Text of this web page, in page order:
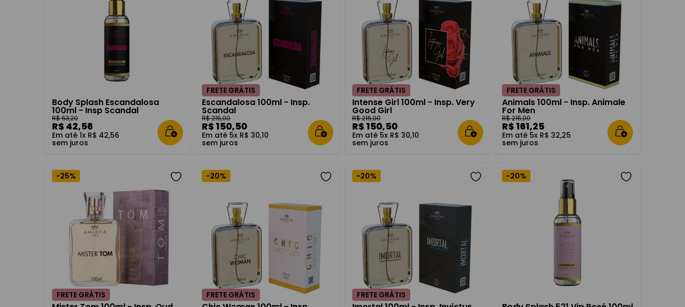
Body Splash Escandalosa
100ml - Insp Scandal
R$53,20
R$ 42,56
Em até 1x R$ 42,56
sem juros
FRETE GRÁTIS
Escandalosa 100ml - Insp.
Scandal
R$215,00
R$ 150,50
Em até 5x R$ 30,10
sem juros
FRETE GRÁTIS
Intense Girl 100ml - Insp. Very
Good Girl
R$215,00
R$ 150,50
Em até 5x R$ 30,10
sem juros
FRETE GRÁTIS
Animals 100ml - Insp. Animale
For Men
R$215,00
R$ 161,25
Em até 5x R$ 32,25
sem juros
-25%
FRETE GRÁTIS
-20%
FRETE GRÁTIS
-20%
FRETE GRÁTIS
-20%